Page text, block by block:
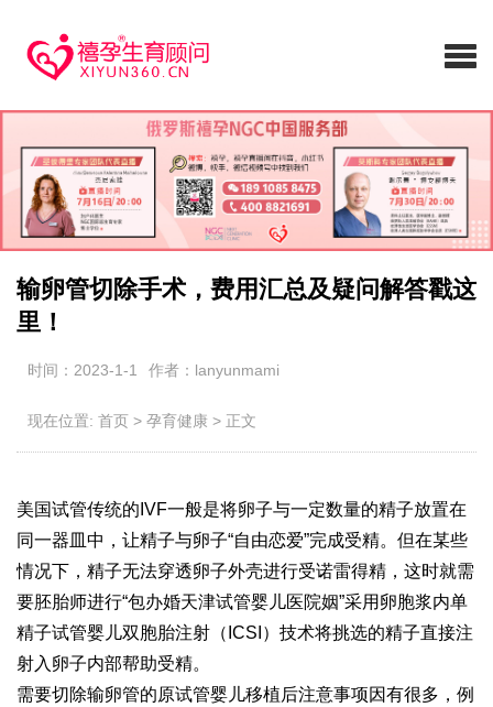
输卵管切除手术，费用汇总及疑问解答戳这
里！
时间：2023-1-1 作者：lanyunmami
现在位置: 首页 > 孕育健康 > 正文
美国试管传统的IVF一般是将卵子与一定数量的精子放置在
同一器皿中，让精子与卵子“自由恋爱”完成受精。但在某些
情况下，精子无法穿透卵子外壳进行受诺雷得精，这时就需
要胚胎师进行“包办婚天津试管婴儿医院姻”采用卵胞浆内单
精子试管婴儿双胞胎注射（ICSI）技术将挑选的精子直接注
射入卵子内部帮助受精。
需要切除输卵管的原试管婴儿移植后注意事项因有很多，例